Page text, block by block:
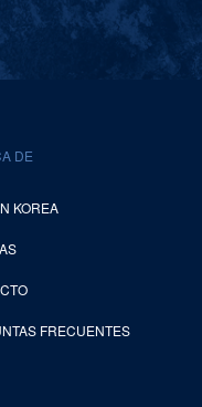
DE
KOREA
FRECUENTES